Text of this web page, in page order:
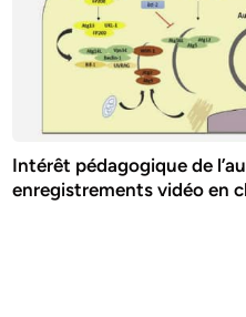
Intérêt pédagogique de
enregistrements vidéo en